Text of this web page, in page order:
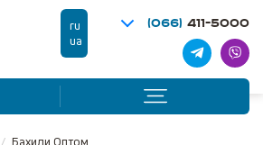
ru
ua
(066) 411-5000
/ Бахили Оптом